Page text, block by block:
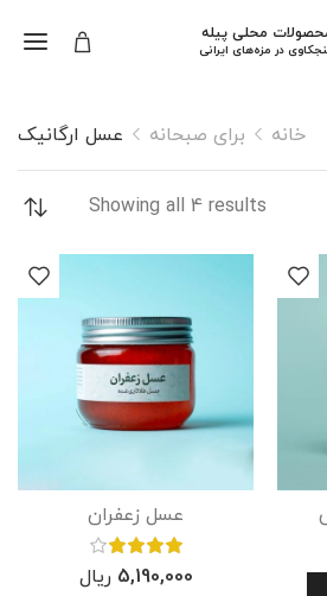
محلی پیله
در مزه‌های ایرانی
خانه برای صبحانه عسل ارگانیک
Showing all 4 results
عسل زعفران
5,190,000 ریال